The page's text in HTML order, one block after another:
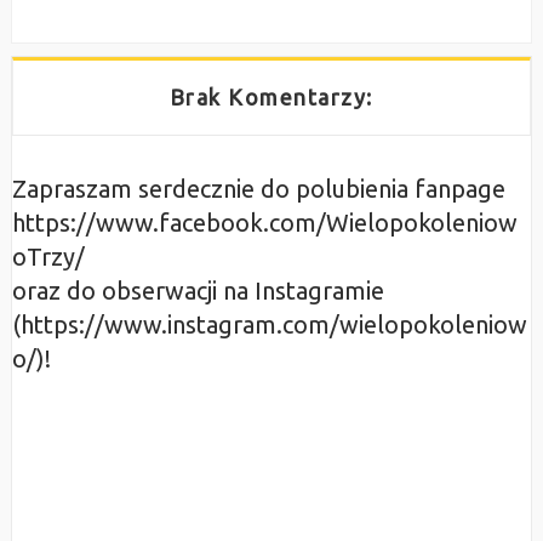
Brak Komentarzy:
Zapraszam serdecznie do polubienia fanpage
https://www.facebook.com/Wielopokoleniow
oTrzy/
oraz do obserwacji na Instagramie
(https://www.instagram.com/wielopokoleniow
o/)!